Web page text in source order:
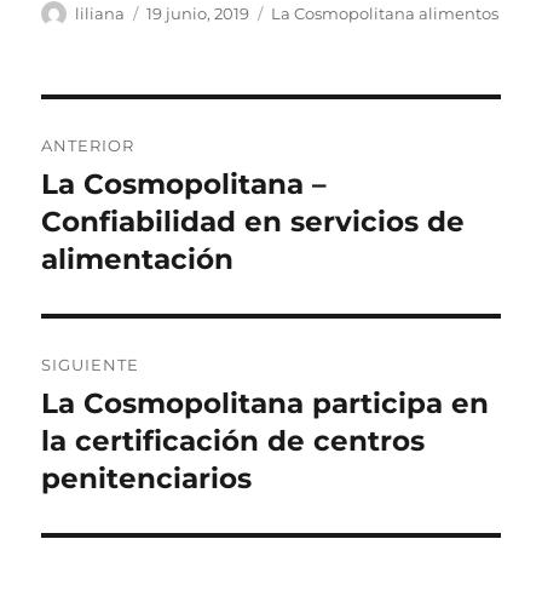
Autor
liliana
Publicado
19 junio, 2019 Categorías
La Cosmopolitana alimentos
de
entradas
ANTERIOR
Entrada
anterior:
La Cosmopolitana –
Confiabilidad en servicios de
alimentación
SIGUIENTE
Siguiente
entrada:
La Cosmopolitana participa en
la certificación de centros
penitenciarios